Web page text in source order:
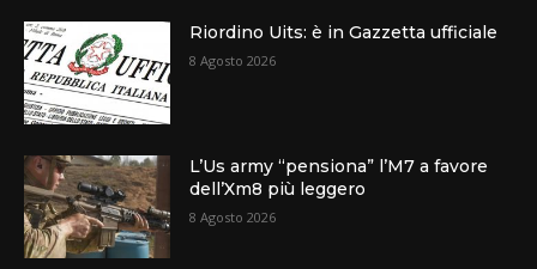
Riordino Uits: è in Gazzetta ufficiale
8 Agosto 2026
L’Us army “pensiona” l’M7 a favore
dell’Xm8 più leggero
8 Agosto 2026